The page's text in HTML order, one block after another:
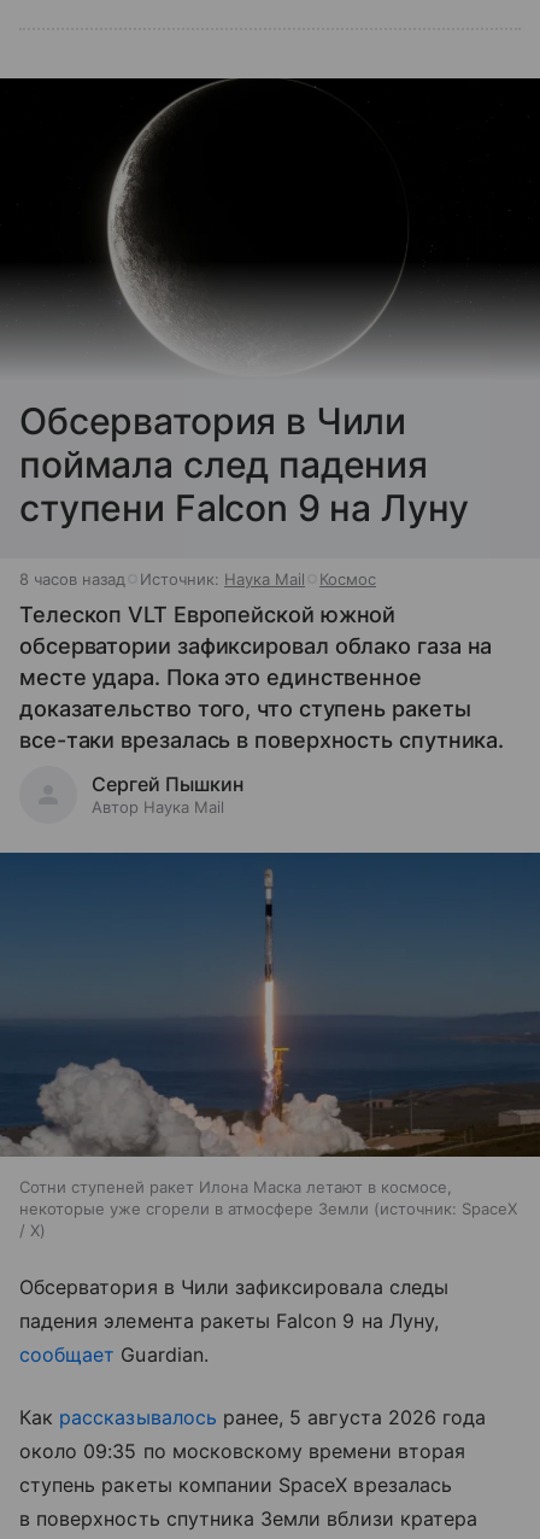
Обсерватория в Чили
поймала след падения
ступени Falcon 9 на Луну
8 часов назад Источник: Наука Mail Космос
Телескоп VLT Европейской южной
обсерватории зафиксировал облако газа на
месте удара. Пока это единственное
доказательство того, что ступень ракеты
все-таки врезалась в поверхность спутника.
Сергей Пышкин
Автор Наука Mail
Сотни ступеней ракет Илона Маска летают в космосе,
некоторые уже сгорели в атмосфере Земли
источник: SpaceX
/ X
Обсерватория в Чили зафиксировала следы
падения элемента ракеты Falcon 9 на Луну,
сообщает Guardian.
Как рассказывалось ранее, 5 августа 2026 года
около 09:35 по московскому времени вторая
ступень ракеты компании SpaceX врезалась
в поверхность спутника Земли вблизи кратера